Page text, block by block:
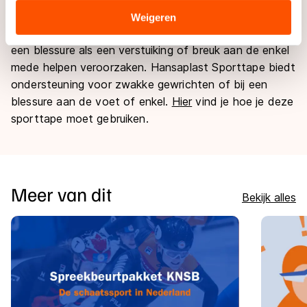
Sommige partners kunnen gegevens doorgeven aan
landen buiten de EU, zoals de VS, waar mogelijk geen
adequaat beschermingsniveau geldt volgens de GDPR.
Door op ‘Toestaan’ te klikken, stemt u in met deze
overdracht. Meer informatie vindt u in ons cookiebeleid
Weigeren
de voeten tot gevolg hebben. Zeker schaatsen die te
groot zijn, waardoor de voet te veel beweegt, kunnen
een blessure als een verstuiking of breuk aan de enkel
mede helpen veroorzaken. Hansaplast Sporttape biedt
ondersteuning voor zwakke gewrichten of bij een
blessure aan de voet of enkel. Hiervind je hoe je deze
sporttape moet gebruiken.
Meer van dit Bekijk alles